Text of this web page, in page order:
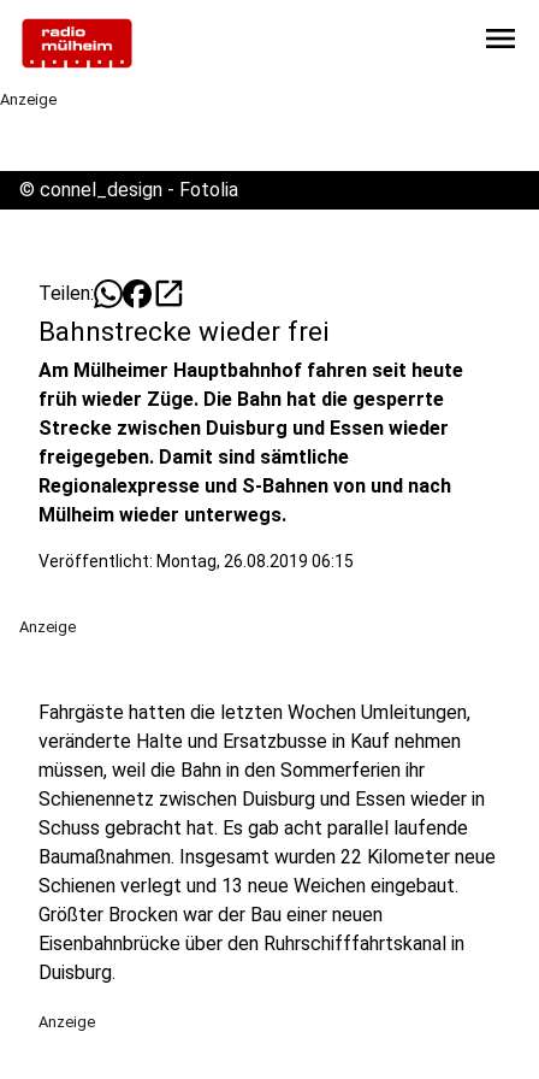
menu
Anzeige
© connel_design - Fotolia
Teilen: open_in_new
Bahnstrecke wieder frei
Am Mülheimer Hauptbahnhof fahren seit heute
früh wieder Züge. Die Bahn hat die gesperrte
Strecke zwischen Duisburg und Essen wieder
freigegeben. Damit sind sämtliche
Regionalexpresse und S-Bahnen von und nach
Mülheim wieder unterwegs.
Veröffentlicht: Montag, 26.08.2019 06:15
Anzeige
Fahrgäste hatten die letzten Wochen Umleitungen,
veränderte Halte und Ersatzbusse in Kauf nehmen
müssen, weil die Bahn in den Sommerferien ihr
Schienennetz zwischen Duisburg und Essen wieder in
Schuss gebracht hat. Es gab acht parallel laufende
Baumaßnahmen. Insgesamt wurden 22 Kilometer neue
Schienen verlegt und 13 neue Weichen eingebaut.
Größter Brocken war der Bau einer neuen
Eisenbahnbrücke über den Ruhrschifffahrtskanal in
Duisburg.
Anzeige